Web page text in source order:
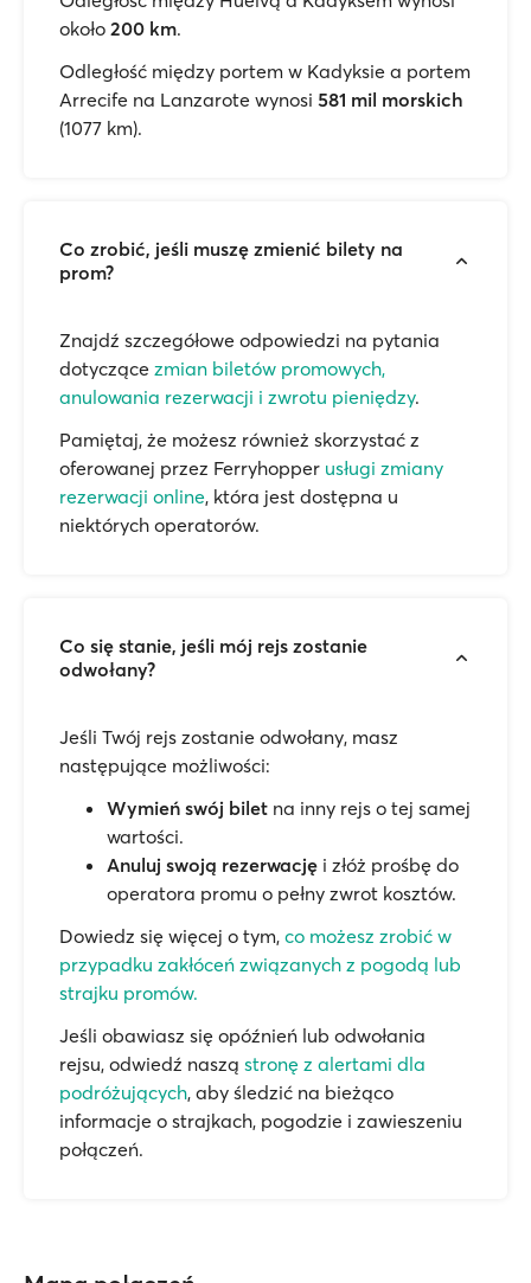
około 200 km.
Odległość między portem w Kadyksie a portem
Arrecife na Lanzarote wynosi 581 mil morskich
(1077 km).
Co zrobić, jeśli muszę zmienić bilety na
prom?
Znajdź szczegółowe odpowiedzi na pytania
dotyczące zmian biletów promowych,
anulowania rezerwacji i zwrotu pieniędzy.
Pamiętaj, że możesz również skorzystać z
oferowanej przez Ferryhopper usługi zmiany
rezerwacji online, która jest dostępna u
niektórych operatorów.
Co się stanie, jeśli mój rejs zostanie
odwołany?
Jeśli Twój rejs zostanie odwołany, masz
następujące możliwości:
Wymień swój bilet na inny rejs o tej samej
wartości.
Anuluj swoją rezerwację i złóż prośbę do
operatora promu o pełny zwrot kosztów.
Dowiedz się więcej o tym, co możesz zrobić w
przypadku zakłóceń związanych z pogodą lub
strajku promów.
Jeśli obawiasz się opóźnień lub odwołania
rejsu, odwiedź naszą stronę z alertami dla
podróżujących, aby śledzić na bieżąco
informacje o strajkach, pogodzie i zawieszeniu
połączeń.